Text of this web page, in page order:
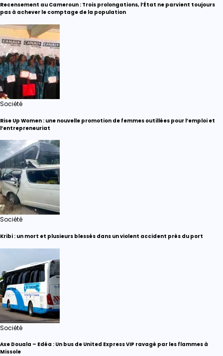
Recensement au Cameroun : Trois prolongations, l’État ne parvient toujours
pas à achever le comptage de la population
Société
Rise Up Women : une nouvelle promotion de femmes outillées pour l’emploi et
l’entrepreneuriat
Société
Kribi : un mort et plusieurs blessés dans un violent accident près du port
Société
Axe Douala – Edéa : Un bus de United Express VIP ravagé par les flammes à
Missole